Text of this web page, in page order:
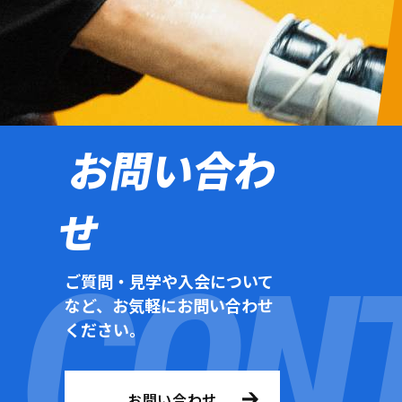
お問い合わ
せ
ご質問・見学や入会について
など、お気軽にお問い合わせ
ください。